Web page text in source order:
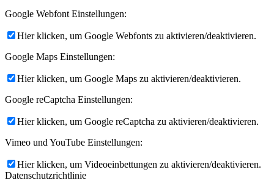
Google Webfont Einstellungen:
Hier klicken, um Google Webfonts zu aktivieren/deaktivieren.
Google Maps Einstellungen:
Hier klicken, um Google Maps zu aktivieren/deaktivieren.
Google reCaptcha Einstellungen:
Hier klicken, um Google reCaptcha zu aktivieren/deaktivieren.
Vimeo und YouTube Einstellungen:
Hier klicken, um Videoeinbettungen zu aktivieren/deaktivieren.
Datenschutzrichtlinie